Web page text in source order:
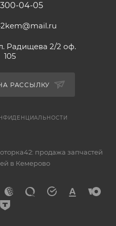
300-04-05
Радищева 2/2 оф.
105
РАССЫЛКУ
продажа запчастей
в Кемерово